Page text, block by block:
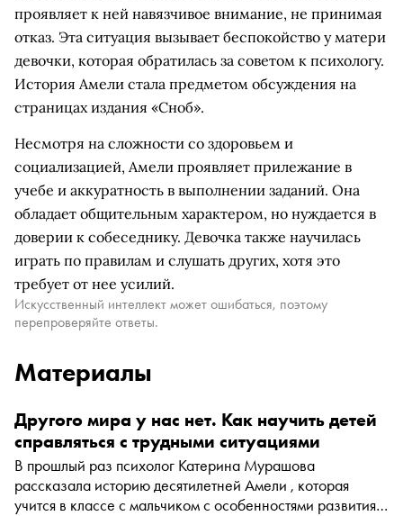
проявляет к ней навязчивое внимание, не принимая
отказ. Эта ситуация вызывает беспокойство у матери
девочки, которая обратилась за советом к психологу.
История Амели стала предметом обсуждения на
страницах издания «Сноб».
Несмотря на сложности со здоровьем и
социализацией, Амели проявляет прилежание в
учебе и аккуратность в выполнении заданий. Она
обладает общительным характером, но нуждается в
доверии к собеседнику. Девочка также научилась
играть по правилам и слушать других, хотя это
требует от нее усилий.
Искусственный интеллект может ошибаться, поэтому
перепроверяйте ответы.
Материалы
Другого мира у нас нет. Как научить детей
справляться с трудными ситуациями
В прошлый раз психолог Катерина Мурашова
рассказала историю десятилетней Амели , которая
учится в классе с мальчиком с особенностями развития и